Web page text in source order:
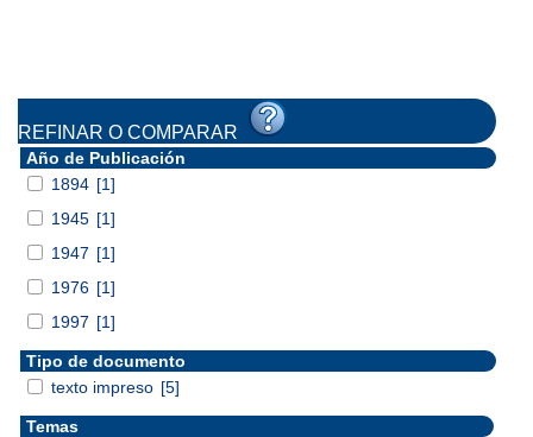
REFINAR O COMPARAR
Año de Publicación
1894 [1]
1945 [1]
1947 [1]
1976 [1]
1997 [1]
Tipo de documento
texto impreso [5]
Temas